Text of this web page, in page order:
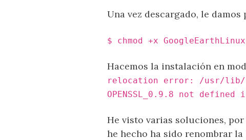
Una vez descargado, le
$ chmod +x
Hacemos la instalación en
relocation error: /usr/lib/
OPENSSL_0.9.8 not
He visto varias soluciones,
he hecho ha sido renombrar